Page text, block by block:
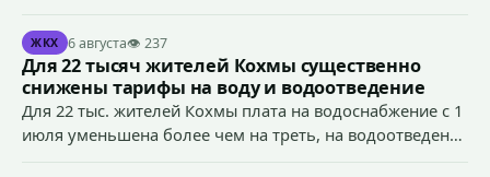
Антоном Тумановым.
ЖКХ 6 августа👁 237
Для 22 тысяч жителей Кохмы существенно
снижены тарифы на воду и водоотведение
Для 22 тыс. жителей Кохмы плата на водоснабжение с 1
июля уменьшена более чем на треть, на водоотведение